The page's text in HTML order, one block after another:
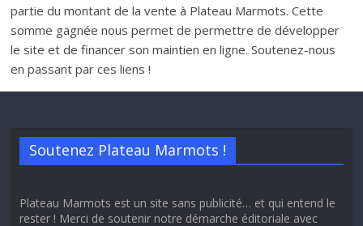
partie du montant de la vente à Plateau Marmots. Cette
somme gagnée nous permet de permettre de développer
le site et de financer son maintien en ligne. Soutenez-nous
en passant par ces liens !
Soutenez Plateau Marmots !
Plateau Marmots est un site sans publicité… et qui entend le
rester ! Merci de soutenir notre démarche éditoriale avec